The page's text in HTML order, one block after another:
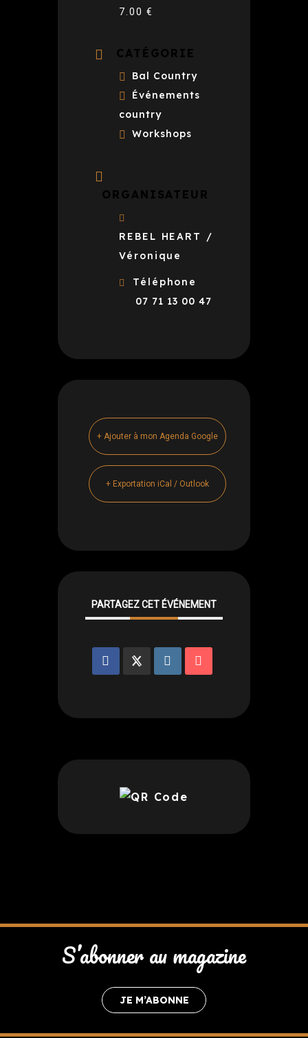
7.00 €
CATÉGORIE
Bal Country
Événements
country
Workshops
ORGANISATEUR
REBEL HEART /
Véronique
Téléphone
07 71 13 00 47
+ Ajouter à mon Agenda Google
+ Exportation iCal / Outlook
PARTAGEZ CET ÉVÉNEMENT
S’abonner au magazine
JE M’ABONNE